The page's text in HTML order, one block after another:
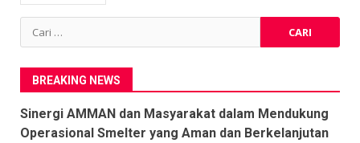
Cari
untuk:
BREAKING NEWS
Sinergi AMMAN dan Masyarakat dalam Mendukung
Operasional Smelter yang Aman dan Berkelanjutan